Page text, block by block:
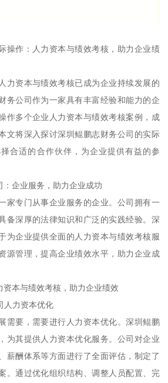
操作：人力资本与绩效考核，助力企业绩
力资本与绩效考核已成为企业持续发展的
务公司作为一家具有丰富经验和能力的企
作多个企业人力资本与绩效考核案例，成
文将深入探讨深圳鲲鹏志财务公司的实际
合适的合作伙伴，为企业提供有益的参
企业服务，助力企业成功
家专门从事企业服务的企业。公司拥有一
备深厚的法律知识和广泛的实践经验。深
为企业提供全面的人力资本与绩效考核服
源管理，提高企业绩效水平，助力企业成
资本与绩效考核，助力企业绩效
人力资本优化
需要，需要进行人力资本优化。深圳鲲鹏
为其提供人力资本优化服务。公司对企业
薪酬体系等方面进行了全面评估，制定了
。通过优化组织结构、调整人员配置、完